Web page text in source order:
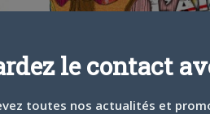
15 MAI 2017
chez Pika Edition !
le contact
toutes nos actualités et